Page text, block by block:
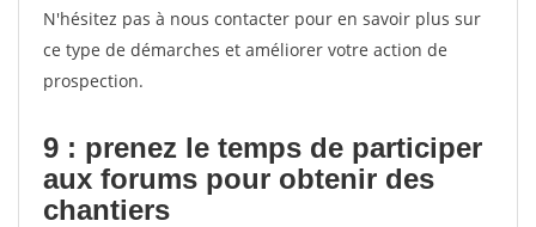
N'hésitez pas à nous contacter pour en savoir plus sur
ce type de démarches et améliorer votre action de
prospection.
9 : prenez le temps de participer
aux forums pour obtenir des
chantiers